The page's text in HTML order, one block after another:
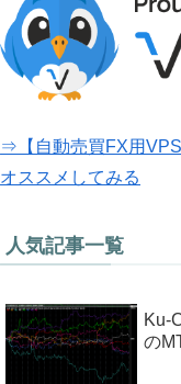
⇒【自動売買FX用
オススメしてみる
人気記事一覧
Ku-
の